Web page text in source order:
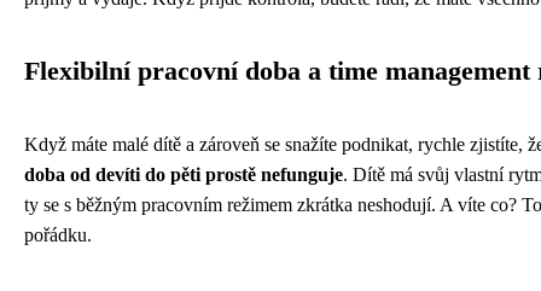
Flexibilní pracovní doba a time management
Když máte malé dítě a zároveň se snažíte podnikat, rychle zjistíte,
doba od devíti do pěti prostě nefunguje. Dítě má svůj vlastní
ty se s běžným pracovním režimem zkrátka neshodují. A víte co?
pořádku.